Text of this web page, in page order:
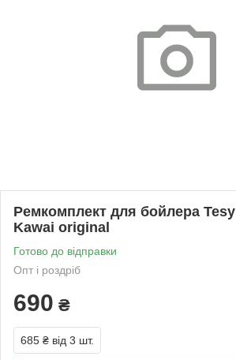
Ремкомплект для бойлера
Kawai original
Готово до відправки
Опт і роздріб
690 ₴
685 ₴ від 3 шт.